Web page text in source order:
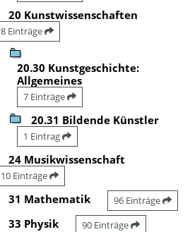
20 Kunstwissenschaften
8 Einträge
20.30 Kunstgeschichte:
Allgemeines
7 Einträge
20.31 Bildende Künstler
1 Eintrag
24 Musikwissenschaft
10 Einträge
31 Mathematik 96 Einträge
33 Physik 90 Einträge